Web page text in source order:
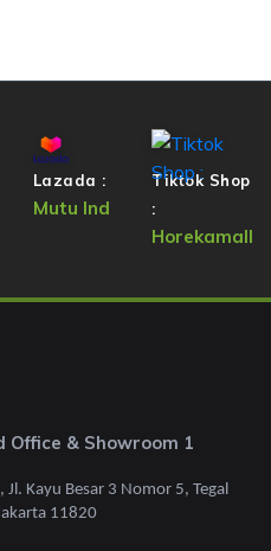
Lazada :
Mutu Ind
Tiktok Shop
:
Horekamall
Office & Showroom 1
Kayu Besar 3 Nomor 5, Tegal
11820